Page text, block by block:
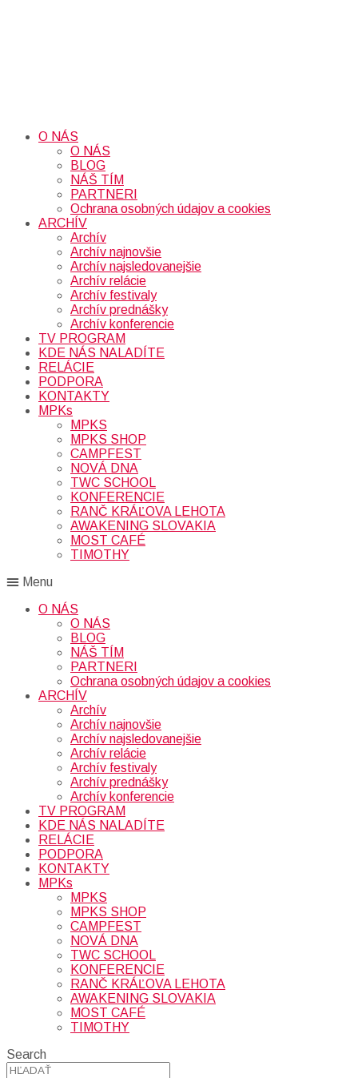
O NÁS
O NÁS
BLOG
NÁŠ TÍM
PARTNERI
Ochrana osobných údajov a cookies
ARCHÍV
Archív
Archív najnovšie
Archív najsledovanejšie
Archív relácie
Archív festivaly
Archív prednášky
Archív konferencie
TV PROGRAM
KDE NÁS NALADÍTE
RELÁCIE
PODPORA
KONTAKTY
MPKs
MPKS
MPKS SHOP
CAMPFEST
NOVÁ DNA
TWC SCHOOL
KONFERENCIE
RANČ KRÁĽOVA LEHOTA
AWAKENING SLOVAKIA
MOST CAFÉ
TIMOTHY
Menu
O NÁS
O NÁS
BLOG
NÁŠ TÍM
PARTNERI
Ochrana osobných údajov a cookies
ARCHÍV
Archív
Archív najnovšie
Archív najsledovanejšie
Archív relácie
Archív festivaly
Archív prednášky
Archív konferencie
TV PROGRAM
KDE NÁS NALADÍTE
RELÁCIE
PODPORA
KONTAKTY
MPKs
MPKS
MPKS SHOP
CAMPFEST
NOVÁ DNA
TWC SCHOOL
KONFERENCIE
RANČ KRÁĽOVA LEHOTA
AWAKENING SLOVAKIA
MOST CAFÉ
TIMOTHY
Search